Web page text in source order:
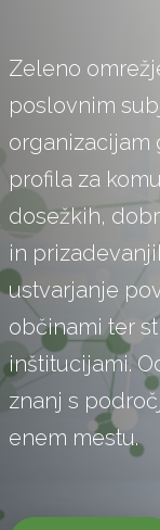
Zeleno
poslovnim
organizacijam
profila za
dosežkih,
in
ustvarjanje
občinami ter
inštitucijami.
znanj s
enem mestu.